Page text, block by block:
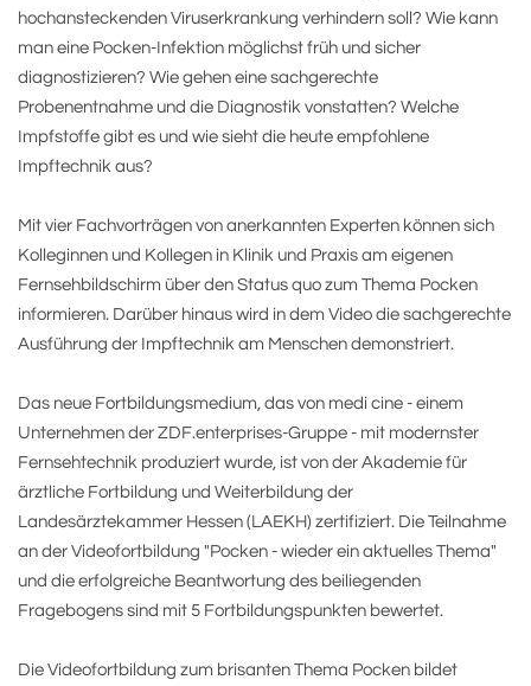
hochansteckenden Viruserkrankung verhindern soll? Wie kann
man eine Pocken-Infektion möglichst früh und sicher
diagnostizieren? Wie gehen eine sachgerechte
Probenentnahme und die Diagnostik vonstatten? Welche
Impfstoffe gibt es und wie sieht die heute empfohlene
Impftechnik aus?
Mit vier Fachvorträgen von anerkannten Experten können sich
Kolleginnen und Kollegen in Klinik und Praxis am eigenen
Fernsehbildschirm über den Status quo zum Thema Pocken
informieren. Darüber hinaus wird in dem Video die sachgerechte
Ausführung der Impftechnik am Menschen demonstriert.
Das neue Fortbildungsmedium, das von medi cine - einem
Unternehmen der ZDF.enterprises-Gruppe - mit modernster
Fernsehtechnik produziert wurde, ist von der Akademie für
ärztliche Fortbildung und Weiterbildung der
Landesärztekammer Hessen (LAEKH) zertifiziert. Die Teilnahme
an der Videofortbildung "Pocken - wieder ein aktuelles Thema"
und die erfolgreiche Beantwortung des beiliegenden
Fragebogens sind mit 5 Fortbildungspunkten bewertet.
Die Videofortbildung zum brisanten Thema Pocken bildet